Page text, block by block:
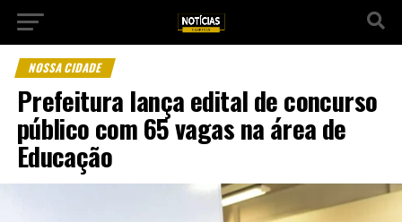
NOSSA CIDADE
Prefeitura lança edital de concurso
público com 65 vagas na área de
Educação